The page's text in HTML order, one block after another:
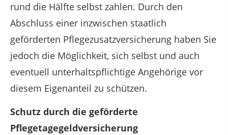
rund die Hälfte selbst zahlen. Durch den
Abschluss einer inzwischen staatlich
geförderten Pflegezusatzversicherung haben Sie
jedoch die Möglichkeit, sich selbst und auch
eventuell unterhaltspflichtige Angehörige vor
diesem Eigenanteil zu schützen.
Schutz durch die geförderte
Pflegetagegeldversicherung